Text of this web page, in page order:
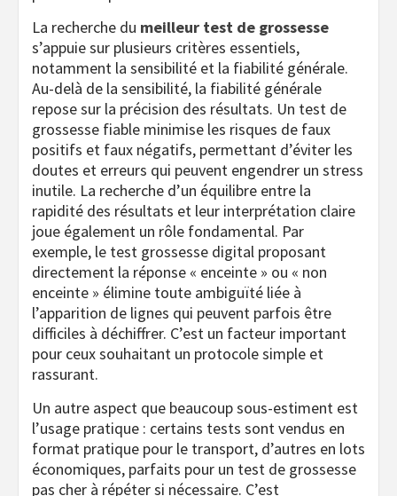
La recherche du meilleur test de grossesse
s’appuie sur plusieurs critères essentiels,
notamment la sensibilité et la fiabilité générale.
Au-delà de la sensibilité, la fiabilité générale
repose sur la précision des résultats. Un test de
grossesse fiable minimise les risques de faux
positifs et faux négatifs, permettant d’éviter les
doutes et erreurs qui peuvent engendrer un stress
inutile. La recherche d’un équilibre entre la
rapidité des résultats et leur interprétation claire
joue également un rôle fondamental. Par
exemple, le test grossesse digital proposant
directement la réponse « enceinte » ou « non
enceinte » élimine toute ambiguïté liée à
l’apparition de lignes qui peuvent parfois être
difficiles à déchiffrer. C’est un facteur important
pour ceux souhaitant un protocole simple et
rassurant.
Un autre aspect que beaucoup sous-estiment est
l’usage pratique : certains tests sont vendus en
format pratique pour le transport, d’autres en lots
économiques, parfaits pour un test de grossesse
pas cher à répéter si nécessaire. C’est